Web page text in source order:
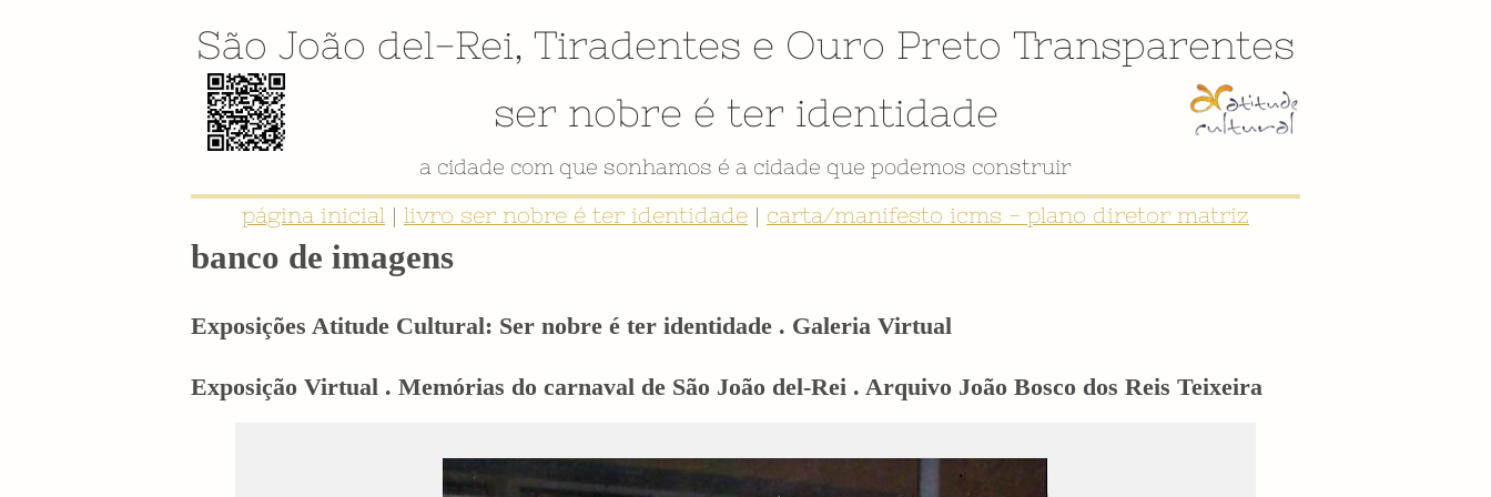
São João del-Rei, Tiradentes e Ouro Preto Transparentes
ser nobre é ter identidade
VÍDEO INSTITUCIONAL
página inicial | livro ser nobre é ter identidade | carta/manifesto icms - plano diretor matriz
banco de imagens
Exposições Atitude Cultural: Ser nobre é ter identidade . Galeria Virtual
Exposição Virtual . Memórias do carnaval de São João del-Rei . Arquivo João Bosco dos Reis Teixeira